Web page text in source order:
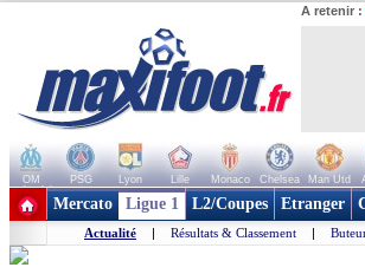
A retenir :
OM PSG Lyon Lille Monaco Chelsea Man Utd
+ de clubs
Mercato Ligue 1 L2/Coupes Etranger
Actualité | Résultats & Classement |